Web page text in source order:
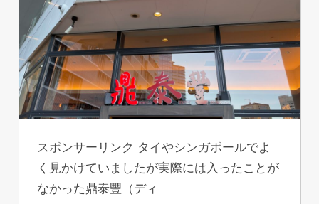
スポンサーリンク タイやシンガポールでよ
く見かけていましたが実際には入ったことが
なかった鼎泰豐（ディ